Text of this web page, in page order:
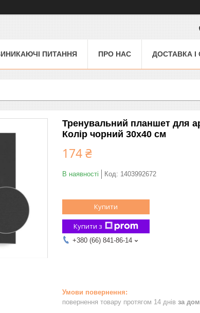
ПИТАННЯ ПРО НАС ДОСТАВКА І
Тренувальний планшет для
Колір чорний 30х40 см
174 ₴
В наявності Код: 1403992672
Купити
Купити з
+380 (66) 841-86-14
повернення товару протягом 14 днів за